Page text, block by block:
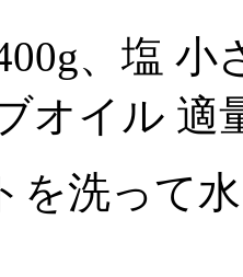
、塩
オイル 適
を洗って